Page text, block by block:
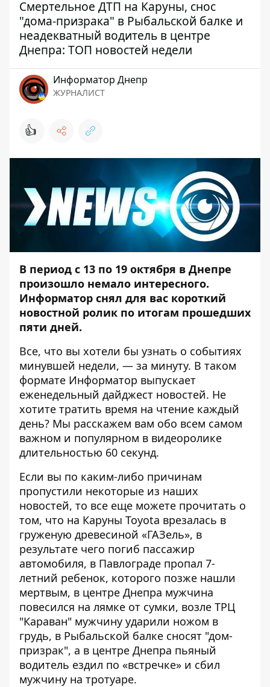
Смертельное ДТП на Каруны, снос
"дома-призрака" в Рыбальской балке и
неадекватный водитель в центре
Днепра: ТОП новостей недели
Информатор Днепр
ЖУРНАЛИСТ
👍
В период с 13 по 19 октября в Днепре
произошло немало интересного.
Информатор снял для вас короткий
новостной ролик по итогам прошедших
пяти дней.
Все, что вы хотели бы узнать о событиях
минувшей недели, — за минуту. В таком
формате Информатор выпускает
еженедельный дайджест новостей. Не
хотите тратить время на чтение каждый
день? Мы расскажем вам обо всем самом
важном и популярном в видеоролике
длительностью 60 секунд.
Если вы по каким-либо причинам
пропустили некоторые из наших
новостей, то все еще можете прочитать о
том, что на Каруны Toyota врезалась в
груженую древесиной «ГАЗель», в
результате чего погиб пассажир
автомобиля, в Павлограде пропал 7-
летний ребенок, которого позже нашли
мертвым, в центре Днепра мужчина
повесился на лямке от сумки, возле ТРЦ
"Караван" мужчину ударили ножом в
грудь, в Рыбальской балке сносят "дом-
призрак", а в центре Днепра пьяный
водитель ездил по «встречке» и сбил
мужчину на тротуаре.